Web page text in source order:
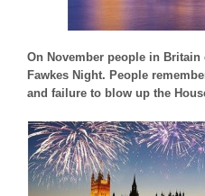
On November people in
Fawkes Night. People
and failure to blow up the